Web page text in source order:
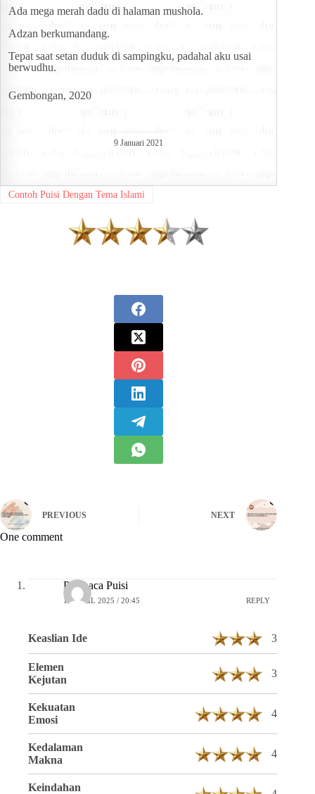
Ada mega merah dadu di halaman mushola.
Adzan berkumandang.
Tepat saat setan duduk di sampingku, padahal aku usai
berwudhu.
Gembongan, 2020
9 Januari 2021
Contoh Puisi Dengan Tema Islami
PREVIOUS NEXT
One comment
Pembaca Puisi
16 APRIL 2025 / 20:45 REPLY
Keaslian Ide 3
Elemen
Kejutan
3
Kekuatan
Emosi
4
Kedalaman
Makna
4
Keindahan